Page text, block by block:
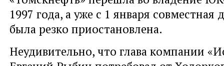
1997 года, а уже с 1 января совместная
была резко приостановлена.
Неудивительно, что глава компании